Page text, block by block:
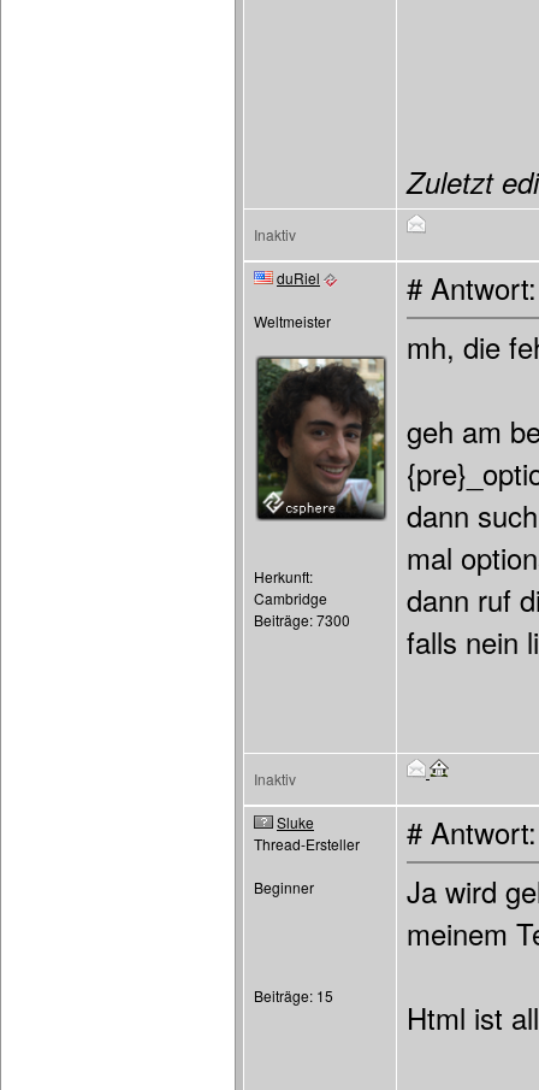
Zuletzt
Inaktiv
duRiel
Weltmeister
Herkunft:
Cambridge
Beiträge: 7300
#
mh, die
geh am
dann
mal
dann ruf
falls nein
Inaktiv
Sluke
Thread-Ersteller
Beginner
Beiträge: 15
#
Ja wird
meinem
Html ist